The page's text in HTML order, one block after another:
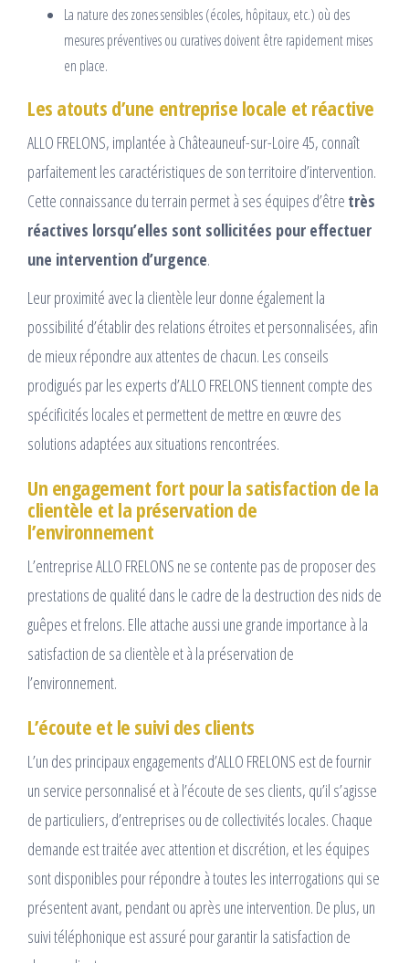
La nature des zones sensibles (écoles, hôpitaux, etc.) où des
mesures préventives ou curatives doivent être rapidement mises
en place.
Les atouts d’une entreprise locale et réactive
ALLO FRELONS, implantée à Châteauneuf-sur-Loire 45, connaît
parfaitement les caractéristiques de son territoire d’intervention.
Cette connaissance du terrain permet à ses équipes d’être très
réactives lorsqu’elles sont sollicitées pour effectuer
une intervention d’urgence.
Leur proximité avec la clientèle leur donne également la
possibilité d’établir des relations étroites et personnalisées, afin
de mieux répondre aux attentes de chacun. Les conseils
prodigués par les experts d’ALLO FRELONS tiennent compte des
spécificités locales et permettent de mettre en œuvre des
solutions adaptées aux situations rencontrées.
Un engagement fort pour la satisfaction de la
clientèle et la préservation de
l’environnement
L’entreprise ALLO FRELONS ne se contente pas de proposer des
prestations de qualité dans le cadre de la destruction des nids de
guêpes et frelons. Elle attache aussi une grande importance à la
satisfaction de sa clientèle et à la préservation de
l’environnement.
L’écoute et le suivi des clients
L’un des principaux engagements d’ALLO FRELONS est de fournir
un service personnalisé et à l’écoute de ses clients, qu’il s’agisse
de particuliers, d’entreprises ou de collectivités locales. Chaque
demande est traitée avec attention et discrétion, et les équipes
sont disponibles pour répondre à toutes les interrogations qui se
présentent avant, pendant ou après une intervention. De plus, un
suivi téléphonique est assuré pour garantir la satisfaction de